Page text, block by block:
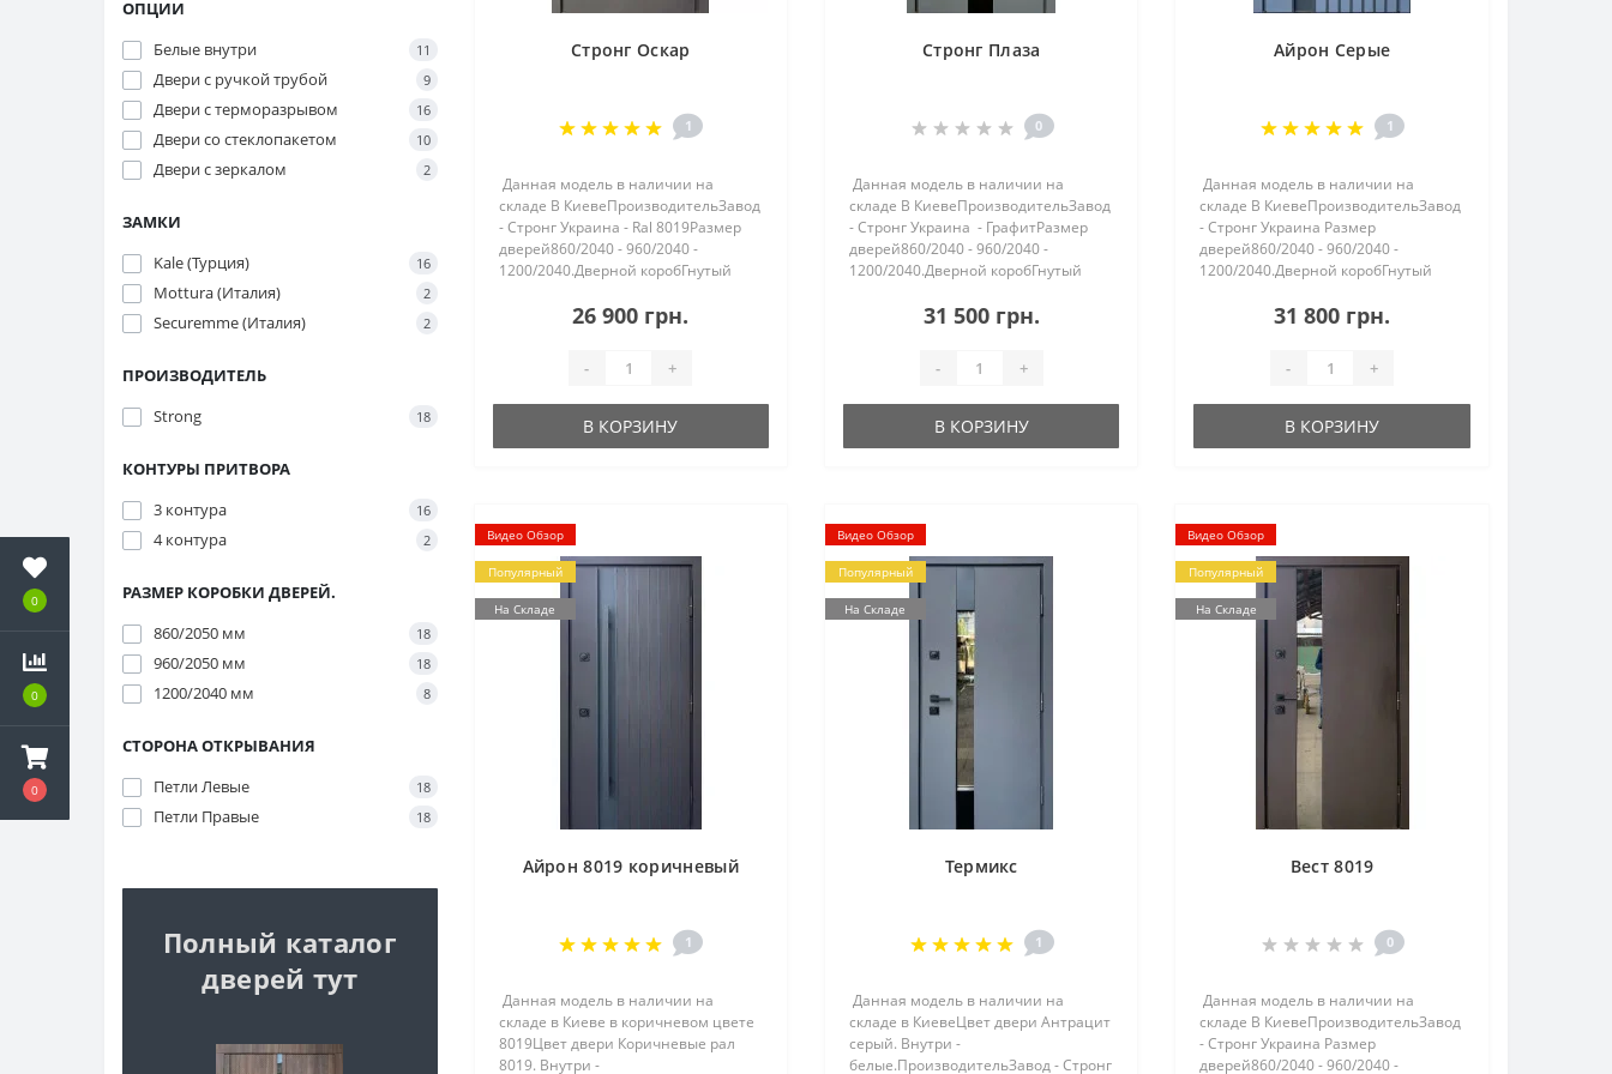
0
0
0
ОПЦИИ
Белые внутри
11
Двери с ручкой трубой 9
Двери с терморазрывом 16
Двери со стеклопакетом 10
Двери с зеркалом 2
ЗАМКИ
Kale (Турция)
16
Mottura (Италия) 2
Securemme (Италия) 2
ПРОИЗВОДИТЕЛЬ
Strong
18
КОНТУРЫ ПРИТВОРА
3 контура
16
4 контура 2
РАЗМЕР КОРОБКИ ДВЕРЕЙ.
860/2050 мм
18
960/2050 мм 18
1200/2040 мм 8
СТОРОНА ОТКРЫВАНИЯ
Петли Левые
18
Петли Правые 18
Полный каталог
дверей тут
Стронг Оскар
1
Данная модель в наличии на
складе В КиевеПроизводительЗавод
- Стронг Украина - Ral 8019Размер
дверей860/2040 - 960/2040 -
1200/2040.Дверной коробГнутый
двойной притвор 125 мм,
утепленный минеральной
26 900 грн.
- +
В КОРЗИНУ
Стронг Плаза
0
Данная модель в наличии на
складе В КиевеПроизводительЗавод
- Стронг Украина - ГрафитРазмер
дверей860/2040 - 960/2040 -
1200/2040.Дверной коробГнутый
двойной притвор 125 мм,
утепленный минеральной
31 500 грн.
- +
В КОРЗИНУ
Айрон Серые
1
Данная модель в наличии на
складе В КиевеПроизводительЗавод
- Стронг Украина Размер
дверей860/2040 - 960/2040 -
1200/2040.Дверной коробГнутый
двойной притвор 125 мм,
утепленный минеральной
31 800 грн.
- +
В КОРЗИНУ
Видео Обзор
Популярный
На Складе
Айрон 8019 коричневый
1
Данная модель в наличии на
складе в Киеве в коричневом цвете
8019Цвет двери Коричневые рал
8019. Внутри -
Видео Обзор
Популярный
На Складе
Термикс
1
Данная модель в наличии на
складе в КиевеЦвет двери Антрацит
серый. Внутри -
белые.ПроизводительЗавод - Стронг
Видео Обзор
Популярный
На Складе
Вест 8019
0
Данная модель в наличии на
складе В КиевеПроизводительЗавод
- Стронг Украина Размер
дверей860/2040 - 960/2040 -